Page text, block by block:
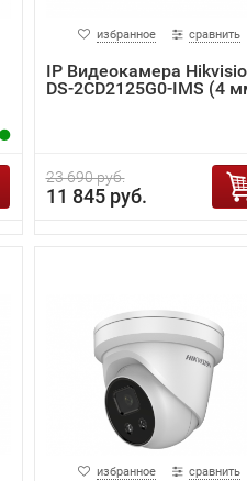
избранное сравнить
IP Видеокамера
DS-2CD2125G0-IMS (4
23 690 руб.
11 845 руб.
избранное сравнить